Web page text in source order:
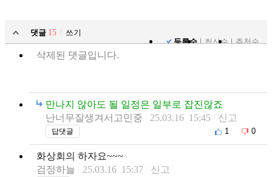
댓글 15
쓰기
등록순
최신순 추천순
삭제된 댓글입니다.
만나지 않아도 될 일정은 일부로 잡진않죠
난너무잘생겨서고민중
25.03.16 15:45 신고
답댓글 1 0
화상회의 하자요~~~
검정하늘
25.03.16 15:37 신고